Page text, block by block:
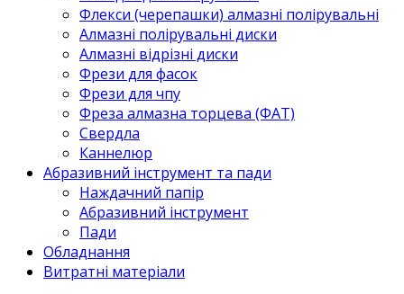
Флекси (черепашки) алмазні полірувальні
Алмазні полірувальні диски
Алмазні відрізні диски
Фрези для фасок
Фрези для чпу
Фреза алмазна торцева (ФАТ)
Свердла
Каннелюр
Абразивний інструмент та пади
Наждачний папір
Абразивний інструмент
Пади
Обладнання
Витратні матеріали